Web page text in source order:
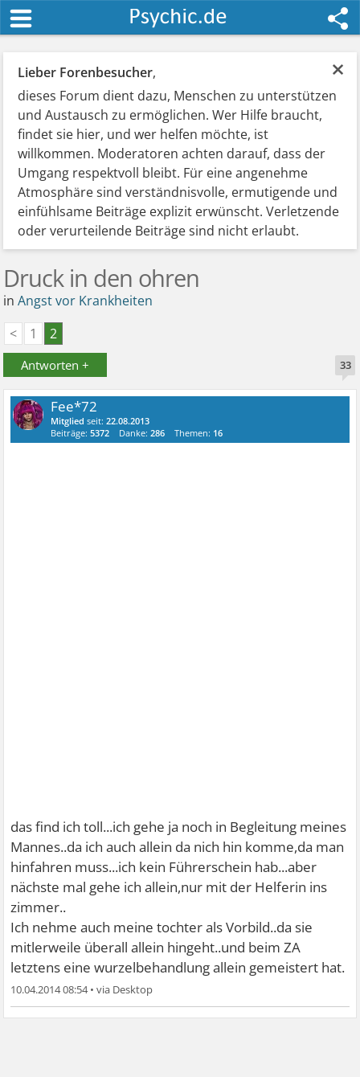
×
Lieber Forenbesucher,
dieses Forum dient dazu, Menschen zu unterstützen
und Austausch zu ermöglichen. Wer Hilfe braucht,
findet sie hier, und wer helfen möchte, ist
willkommen. Moderatoren achten darauf, dass der
Umgang respektvoll bleibt. Für eine angenehme
Atmosphäre sind verständnisvolle, ermutigende und
einfühlsame Beiträge explizit erwünscht. Verletzende
oder verurteilende Beiträge sind nicht erlaubt.
Druck in den ohren
inAngst vor Krankheiten
<
1 2
Antworten + 33
Fee*72
Mitglied seit:22.08.2013
Beiträge:5372 Danke:286 Themen: 16
das find ich toll...ich gehe ja noch in Begleitung meines
Mannes..da ich auch allein da nich hin komme,da man
hinfahren muss...ich kein Führerschein hab...aber
nächste mal gehe ich allein,nur mit der Helferin ins
zimmer..
Ich nehme auch meine tochter als Vorbild..da sie
mitlerweile überall allein hingeht..und beim ZA
letztens eine wurzelbehandlung allein gemeistert hat.
10.04.2014 08:54•